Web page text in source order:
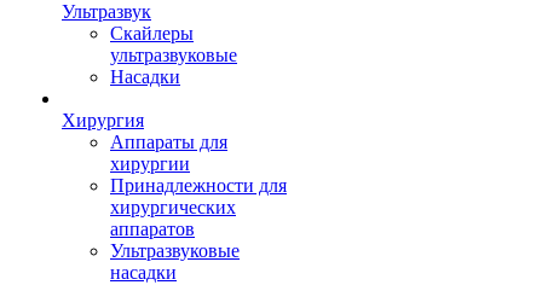
Ультразвук
Скайлеры
ультразвуковые
Насадки
Хирургия
Аппараты для
хирургии
Принадлежности для
хирургических
аппаратов
Ультразвуковые
насадки